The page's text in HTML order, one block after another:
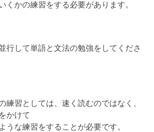
くかの練習をする必要があります。
行して単語と文法の勉強をしてくださ
練習としては、速く読むのではなく、
かけて
うな練習をすることが必要です。